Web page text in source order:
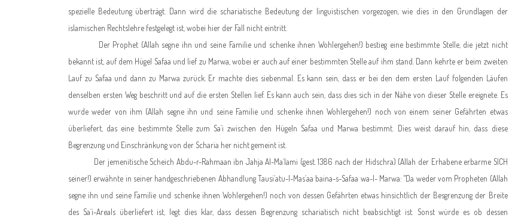
spezielle Bedeutung überträgt. Dann wird die schariatische Bedeutung der linguistischen vorgezogen, wie dies in den Grundlagen der
islamischen Rechtslehre festgelegt ist, wobei hier der Fall nicht eintritt.
Der Prophet (Allah segne ihn und seine Familie und schenke ihnen Wohlergehen!) bestieg eine bestimmte Stelle, die jetzt nicht
bekannt ist, auf dem Hügel Safaa und lief zu Marwa, wobei er auch auf einer bestimmten Stelle auf ihm stand. Dann kehrte er beim zweiten
Lauf zu Safaa und dann zu Marwa zurück. Er machte dies siebenmal. Es kann sein, dass er bei den dem ersten Lauf folgenden Läufen
denselben ersten Weg beschritt und auf die ersten Stellen lief. Es kann auch sein, dass dies sich in der Nähe von dieser Stelle ereignete. Es
wurde weder von ihm (Allah segne ihn und seine Familie und schenke ihnen Wohlergehen!) noch von einem seiner Gefährten etwas
überliefert, das eine bestimmte Stelle zum Sa´i zwischen den Hügeln Safaa und Marwa bestimmt. Dies weist darauf hin, dass diese
Begrenzung und Einschränkung von der Scharia her nicht gemeint ist.
Der jemenitische Scheich Abdu-r-Rahmaan ibn Jahja Al-Ma´lami (gest. 1386 nach der Hidschra) (Allah der Erhabene erbarme SICH
seiner!) erwähnte in seiner handgeschriebenen Abhandlung Tausi´atu-l-Mas´aa baina-s-Safaa wa-l- Marwa: "Da weder vom Propheten (Allah
segne ihn und seine Familie und schenke ihnen Wohlergehen!) noch von dessen Gefährten etwas hinsichtlich der Besgrenzung der Breite
des Sa´i-Areals überliefert ist, legt dies klar, dass dessen Begrenzung schariatisch nicht beabsichtigt ist. Sonst würde es ob dessen